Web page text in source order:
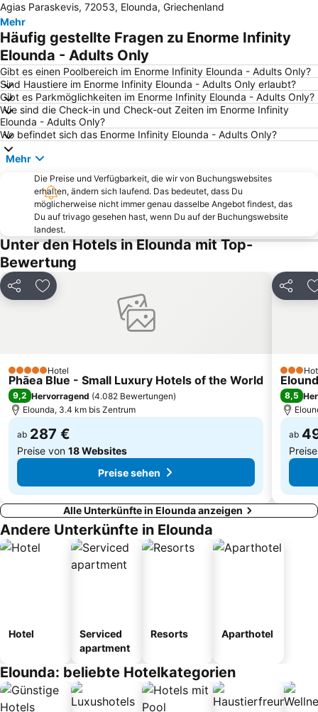
Anissaras
Agios Nikolaos
Limenas Chersonisou
Plaka
Makrigialos
Kokkini Chani
East Beach of Ierapetra
Acqua Plus Wasserpark
Myrtos
Schisma
Karteros
Agios Nikolaos
Lasíthi Hochebene
Ammoudi
Pilos
Blue Dolphin
Kouremenos
Apostoli Village
Porto Elounda Golf tournament
Ammos
Marina of Agios Nikolaos
Spinalonga
Milatos Cave
Flughafen Sitia
Eileithyia cave
EOT beach
Panagia Kera Kritsas
Agias Paraskevis, 72053, Elounda, Griechenland
Mehr
Häufig gestellte Fragen zu Enorme Infinity
Elounda - Adults Only
Gibt es einen Poolbereich im Enorme Infinity Elounda - Adults Only?
Sind Haustiere im Enorme Infinity Elounda - Adults Only erlaubt?
Gibt es Parkmöglichkeiten im Enorme Infinity Elounda - Adults Only?
Wie sind die Check-in und Check-out Zeiten im Enorme Infinity
Elounda - Adults Only?
Wo befindet sich das Enorme Infinity Elounda - Adults Only?
Mehr
Die Preise und Verfügbarkeit, die wir von Buchungswebsites
erhalten, ändern sich laufend. Das bedeutet, dass Du
möglicherweise nicht immer genau dasselbe Angebot findest, das
Du auf trivago gesehen hast, wenn Du auf der Buchungswebsite
landest.
Unter den Hotels in Elounda mit Top-
Bewertung
Teilen Zu Favoriten hinzufügen
5 SterneHotel
Phāea Blue - Small Luxury Hotels of the World
9,2 Hervorragend (4.082 Bewertungen)
Elounda, 3.4 km bis Zentrum
ab 287 €
Preise von 18 Websites
Preise sehen
Teilen
3
8,5
ab
Alle Unterkünfte in Elounda anzeigen
Andere Unterkünfte in Elounda
Hotel
Serviced
apartment
Resorts Aparthotel
Elounda: beliebte Hotelkategorien